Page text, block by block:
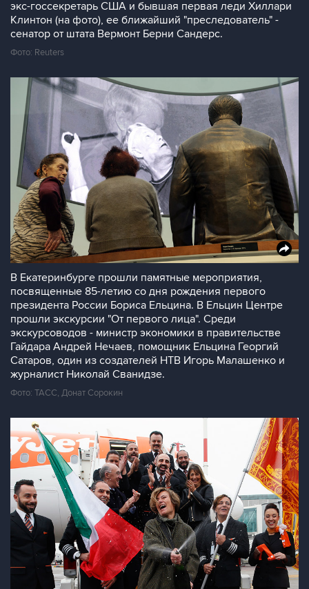
экс-госсекретарь США и бывшая первая леди Хиллари
Клинтон (на фото), ее ближайший "преследователь" -
сенатор от штата Вермонт Берни Сандерс.
Фото: Reuters
В Екатеринбурге прошли памятные мероприятия,
посвященные 85-летию со дня рождения первого
президента России Бориса Ельцина. В Ельцин Центре
прошли экскурсии "От первого лица". Среди
экскурсоводов - министр экономики в правительстве
Гайдара Андрей Нечаев, помощник Ельцина Георгий
Сатаров, один из создателей НТВ Игорь Малашенко и
журналист Николай Сванидзе.
Фото: ТАСС, Донат Сорокин